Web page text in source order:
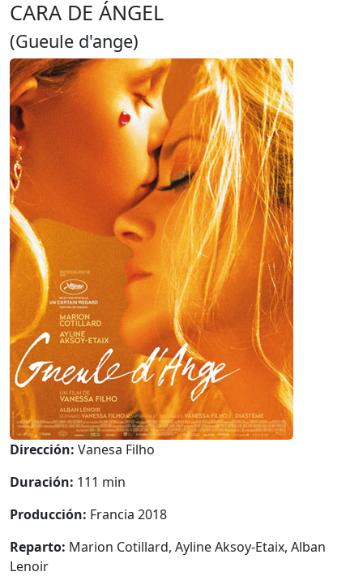
CARA DE ÁNGEL
(Gueule d'ange)
Dirección: Vanesa Filho
Duración: 111 min
Producción: Francia 2018
Reparto: Marion Cotillard, Ayline Aksoy-Etaix, Alban
Lenoir